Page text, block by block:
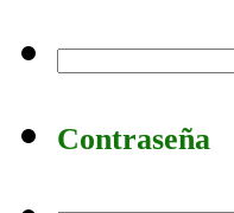
Contraseña